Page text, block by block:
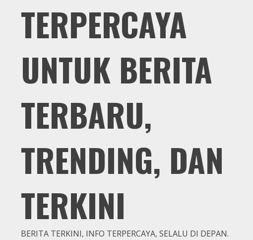
TERPERCAYA
UNTUK BERITA
TERBARU,
TRENDING, DAN
TERKINI
BERITA TERKINI, INFO TERPERCAYA, SELALU DI DEPAN.